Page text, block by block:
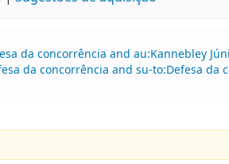
da concorrência and au:Kannebley
da concorrência and su-to:Defesa da